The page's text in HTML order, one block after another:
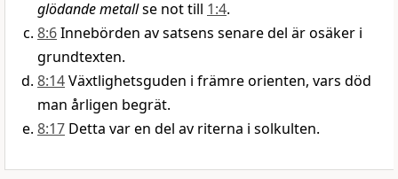
glödande metallse not till 1:4.
8:6Innebörden av satsens senare del är osäker i
grundtexten.
8:14Växtlighetsguden i främre orienten, vars död
man årligen begrät.
8:17 Detta var en del av riterna i solkulten.